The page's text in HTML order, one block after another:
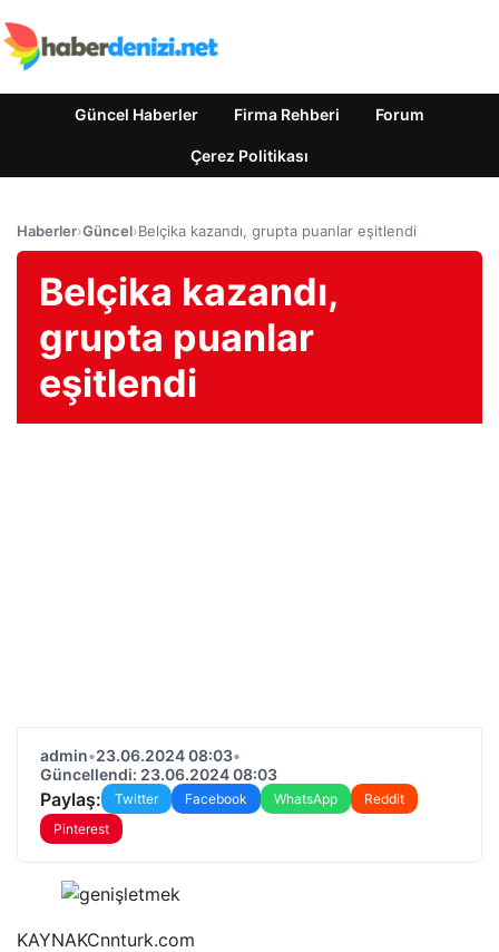
Güncel Haberler Firma Rehberi Forum
Çerez Politikası
Haberler›Güncel›Belçika kazandı, grupta puanlar eşitlendi
Belçika kazandı,
grupta puanlar
eşitlendi
admin•23.06.2024 08:03•
Güncellendi: 23.06.2024 08:03
Paylaş: Twitter Facebook WhatsApp
Reddit
Pinterest
KAYNAKCnnturk.com